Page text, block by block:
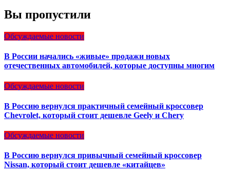
Вы пропустили
Обсуждаемые новости
В России начались «живые» продажи новых
отечественных автомобилей, которые доступны многим
Обсуждаемые новости
В Россию вернулся практичный семейный кроссовер
Chevrolet, который стоит дешевле Geely и Chery
Обсуждаемые новости
В Россию вернулся привычный семейный кроссовер
Nissan, который стоит дешевле «китайцев»